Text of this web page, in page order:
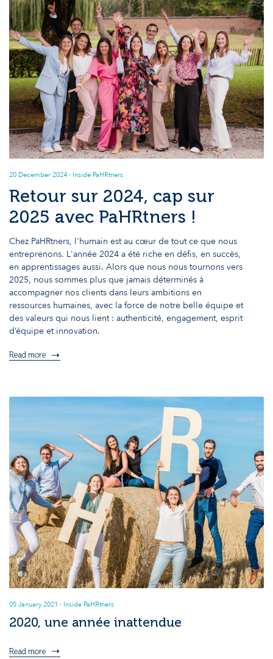
20 December 2024 · Inside PaHRtners
Retour sur 2024, cap sur
2025 avec PaHRtners !
Chez PaHRtners, l'humain est au cœur de tout ce que nous
entreprenons. L'année 2024 a été riche en défis, en succès,
en apprentissages aussi. Alors que nous nous tournons vers
2025, nous sommes plus que jamais déterminés à
accompagner nos clients dans leurs ambitions en
ressources humaines, avec la force de notre belle équipe et
des valeurs qui nous lient : authenticité, engagement, esprit
d’équipe et innovation.
Read more
05 January 2021 · Inside PaHRtners
2020, une année inattendue
Read more